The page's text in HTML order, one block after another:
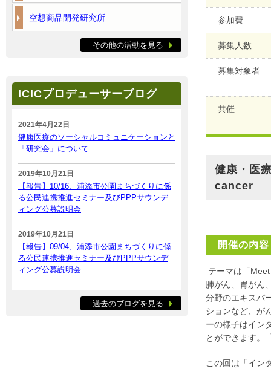
参加費
募集人数
募集対象者
共催
健康・医
cancer
開催の内容
テーマは「
肺がん、胃がん
分野のエキスパ
ションなど、が
ーの様子はイン
とができます。
この回は「イン
空想商品開発研究所
その他の活動を見る
ICICプロデューサーブログ
2021年4月22日
健康医療のソーシャルコミュニケーションと
「研究会」について
2019年10月21日
【報告】10/16、浦添市公園まちづくりに係
る公民連携推進セミナー及びPPPサウンデ
ィング公募説明会
2019年10月21日
【報告】09/04、浦添市公園まちづくりに係
る公民連携推進セミナー及びPPPサウンデ
ィング公募説明会
過去のブログを見る